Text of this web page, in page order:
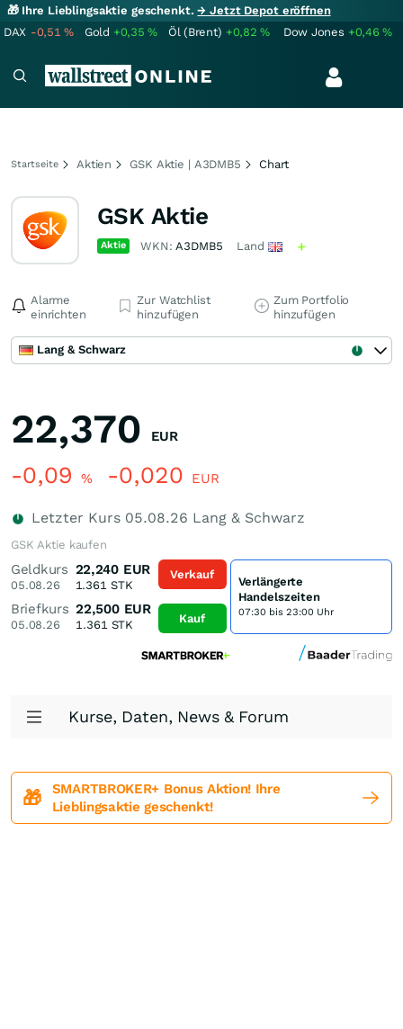
🎁 Ihre Lieblingsaktie geschenkt.→ Jetzt Depot eröffnen
DAX -0,51% Gold +0,35% Öl (Brent) +0,82% Dow Jones +0,46%
Startseite Aktien GSK Aktie | A3DMB5 Chart
GSK Aktie
Aktie WKN:A3DMB5 Land
Alarme
einrichten
Zur Watchlist
hinzufügen
Zum Portfolio
hinzufügen
Lang & Schwarz
22,370 EUR
-0,09 % -0,020 EUR
Letzter Kurs 05.08.26 Lang & Schwarz
GSK Aktie kaufen
Geldkurs
05.08.26
22,240 EUR
1.361 STK
Briefkurs
05.08.26
22,500 EUR
1.361 STK
Verkauf
Kauf
Verlängerte
Handelszeiten
07:30 bis 23:00 Uhr
Kurse, Daten, News & Forum
🎁
SMARTBROKER+ Bonus Aktion! Ihre
Lieblingsaktie geschenkt!